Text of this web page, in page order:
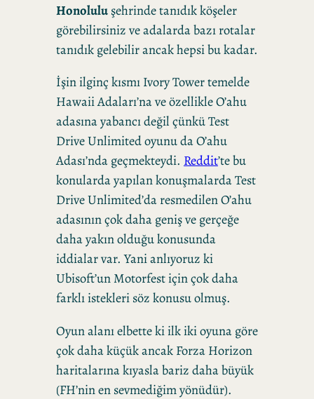
Honolulu şehrinde tanıdık köşeler
görebilirsiniz ve adalarda bazı rotalar
tanıdık gelebilir ancak hepsi bu kadar.
İşin ilginç kısmı Ivory Tower temelde
Hawaii Adaları’na ve özellikle O’ahu
adasına yabancı değil çünkü Test
Drive Unlimited oyunu da O’ahu
Adası’nda geçmekteydi. Reddit’te bu
konularda yapılan konuşmalarda Test
Drive Unlimited’da resmedilen O’ahu
adasının çok daha geniş ve gerçeğe
daha yakın olduğu konusunda
iddialar var. Yani anlıyoruz ki
Ubisoft’un Motorfest için çok daha
farklı istekleri söz konusu olmuş.
Oyun alanı elbette ki ilk iki oyuna göre
çok daha küçük ancak Forza Horizon
haritalarına kıyasla bariz daha büyük
(FH’nin en sevmediğim yönüdür).